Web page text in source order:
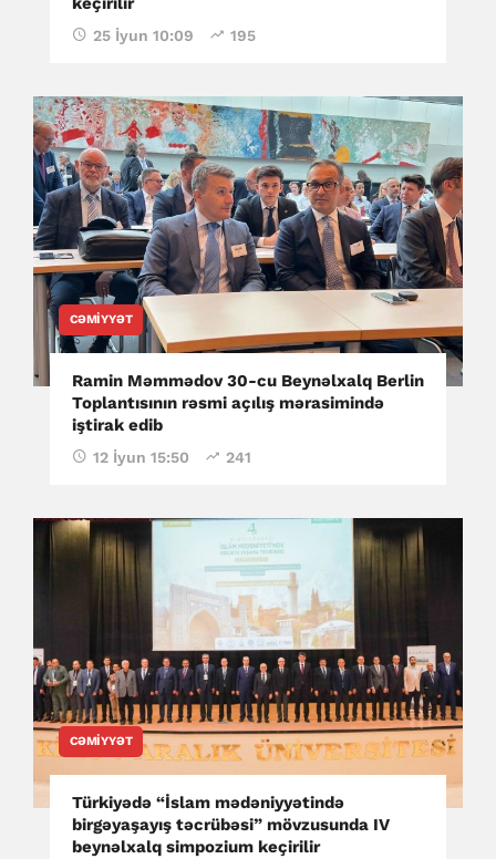
25 İyun 10:09 195
CƏMIYYƏT
Ramin Məmmədov 30-cu Beynəlxalq Berlin
Toplantısının rəsmi açılış mərasimində
iştirak edib
12 İyun 15:50 241
CƏMIYYƏT
Türkiyədə “İslam mədəniyyətində
birgəyaşayış təcrübəsi” mövzusunda IV
beynəlxalq simpozium keçirilir